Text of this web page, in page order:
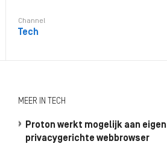
Channel
Tech
MEER IN TECH
Proton werkt mogelijk aan eigen
privacygerichte webbrowser